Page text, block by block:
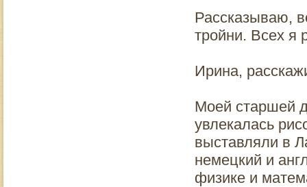
Рассказываю,
тройни. Всех я
Ирина,
Моей старшей
увлекалась
выставляли в
немецкий и
физике и